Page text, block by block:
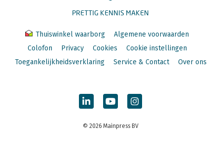
PRETTIG KENNIS MAKEN
Thuiswinkel waarborg
Algemene voorwaarden
Colofon
Privacy Cookies
Cookie instellingen
Toegankelijkheidsverklaring
Service & Contact Over ons
© 2026 Mainpress BV